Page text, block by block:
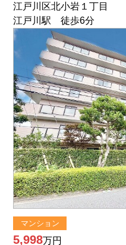
江戸川区北小岩１丁目
江戸川駅 徒歩6分
マンション
5,998万円